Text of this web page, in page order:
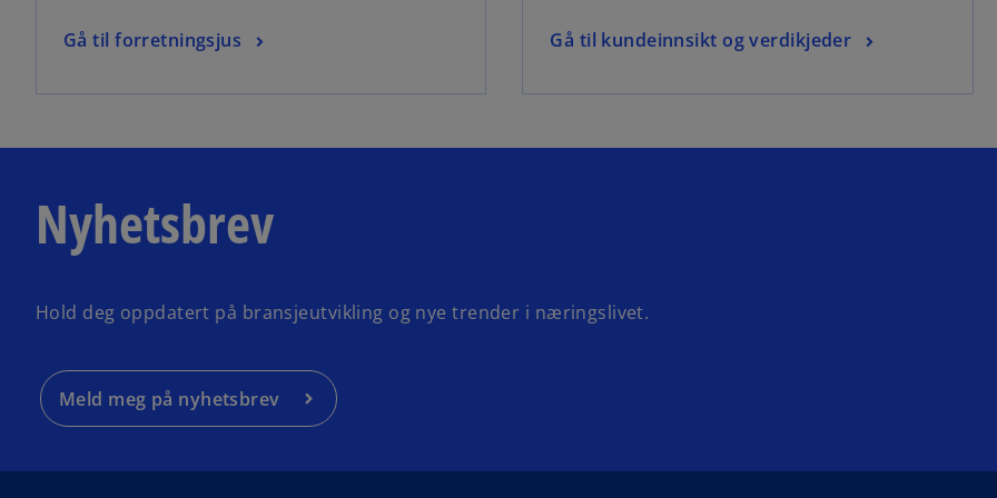
Gå til forretningsjus Gå til kundeinnsikt og verdikjeder
Nyhetsbrev
Hold deg oppdatert på bransjeutvikling og nye trender i næringslivet.
Meld meg på nyhetsbrev